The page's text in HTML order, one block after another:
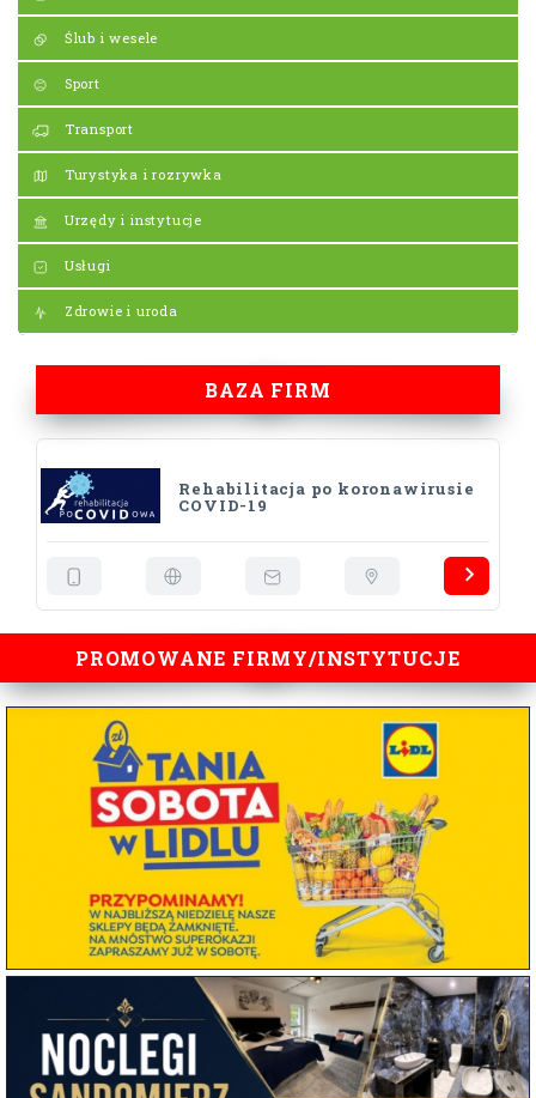
Ślub i wesele
Sport
Transport
Turystyka i rozrywka
Urzędy i instytucje
Usługi
Zdrowie i uroda
BAZA FIRM
Rehabilitacja po koronawirusie
COVID-19
PROMOWANE FIRMY/INSTYTUCJE